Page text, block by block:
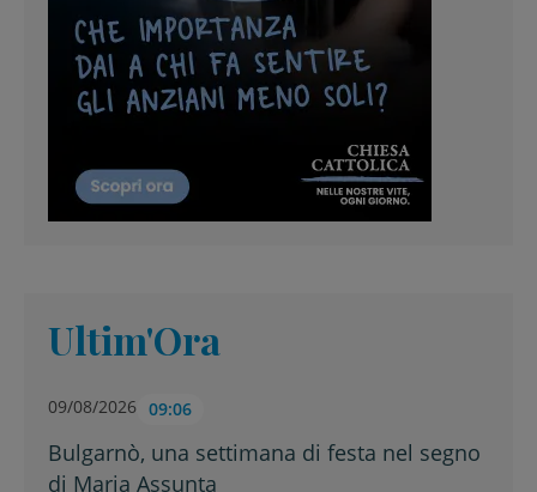
Ultim'Ora
09/08/2026 09:06
Bulgarnò, una settimana di festa nel segno
di Maria Assunta